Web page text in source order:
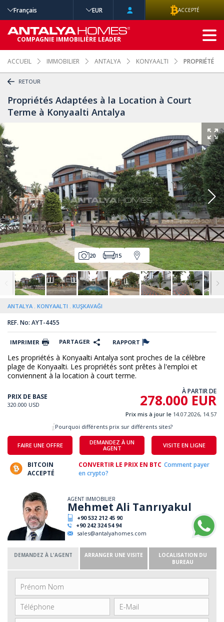
ACCUEIL IMMOBILIER ANTALYA KONYAALTI PROPRIÉTÉS
RETOUR
Propriétés Adaptées à la Location à Court
Terme à Konyaalti Antalya
20 15
ANTALYA KONYAALTI KUŞKAVAĞI
REF. No: AYT-4455
IMPRIMER PARTAGER RAPPORT
Les propriétés à Konyaalti Antalya sont proches de la célèbre
plage de Konyaalti. Les propriétés sont prêtes à l'emploi et
conviennent à la location à court terme.
PRIX DE BASE
320.000 USD
À PARTIR DE
278.000 EUR
Prix mis à jour le 14.07.2026, 14.57
FAIRE UNE OFFRE
DEMANDEZ À UN
AGENT
VISITE EN LIGNE
Pourquoi différents prix sur différents sites?
BITCOIN
ACCEPTÉ
CONVERTIR LE PRIX EN BTC Comment payer
en crypto?
AGENT IMMOBILIER
Mehmet Ali Tanrıyakul
+90 532 212 45 90
+90 242 324 54 94
sales@antalyahomes.com
DEMANDEZ À L'AGENT ARRANGER UNE VISITE
LOCALISATION DU
BUREAU
Français EUR ACCEPTÉ
COMPAGNIE IMMOBILIÈRE LEADER
RECHERCHE
AVANCÉE